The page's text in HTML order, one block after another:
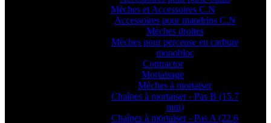
Mèches et Accessoires C.N
Accessoires pour mandrins C.N
Mèches droites
Mèches pour perceuse en carbure
monobloc
Contractor
Mortaisage
Mèches à mortaiser
Chaînes à mortaiser - Pas B (15.7
mm)
Chaînes à mortaiser - Pas A (22.6